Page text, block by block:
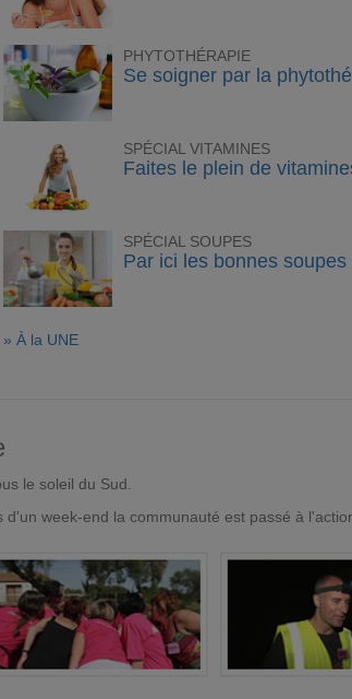
PHYTOTHÉRAPIE
Se soigner par la
SPÉCIAL VITAMINES
Faites le plein de
SPÉCIAL SOUPES
Par ici les bonnes soupes
» À la UNE
le soleil du Sud.
week-end la communauté est passé à